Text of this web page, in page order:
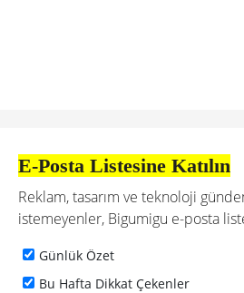
E-Posta Listesine Katılın
Reklam, tasarım ve teknoloji
istemeyenler, Bigumigu e-posta
Günlük Özet
Bu Hafta Dikkat Çekenler